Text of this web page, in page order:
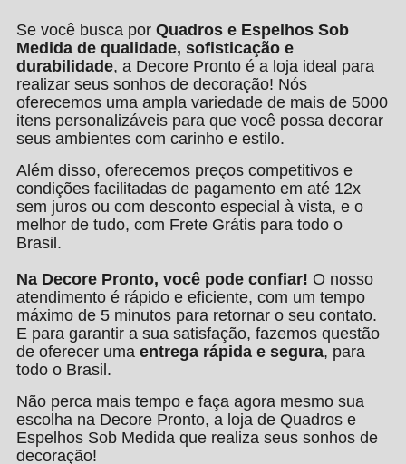
Se você busca por Quadros e Espelhos Sob
Medida de qualidade, sofisticação e
durabilidade, a Decore Pronto é a loja ideal para
realizar seus sonhos de decoração! Nós
oferecemos uma ampla variedade de mais de 5000
itens personalizáveis para que você possa decorar
seus ambientes com carinho e estilo.
Além disso, oferecemos preços competitivos e
condições facilitadas de pagamento em até 12x
sem juros ou com desconto especial à vista, e o
melhor de tudo, com Frete Grátis para todo o
Brasil.
Na Decore Pronto, você pode confiar! O nosso
atendimento é rápido e eficiente, com um tempo
máximo de 5 minutos para retornar o seu contato.
E para garantir a sua satisfação, fazemos questão
de oferecer uma entrega rápida e segura, para
todo o Brasil.
Não perca mais tempo e faça agora mesmo sua
escolha na Decore Pronto, a loja de Quadros e
Espelhos Sob Medida que realiza seus sonhos de
decoração!